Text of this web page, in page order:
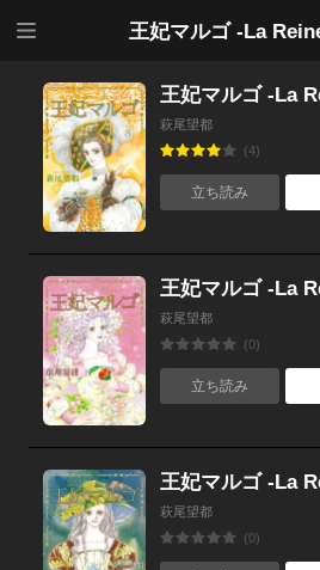
王妃マルゴ -La
萩尾望都
(4)
立ち読み
萩尾望都
(0)
立ち読み
萩尾望都
(0)